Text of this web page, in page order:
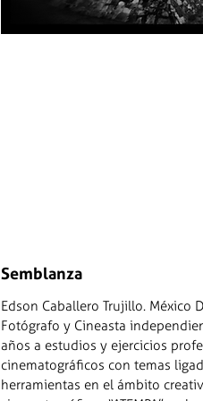
Semblanza
Edson Caballero Trujillo. México
Fotógrafo y Cineasta
años a estudios y ejercicios
cinematográficos con temas
herramientas en el ámbito